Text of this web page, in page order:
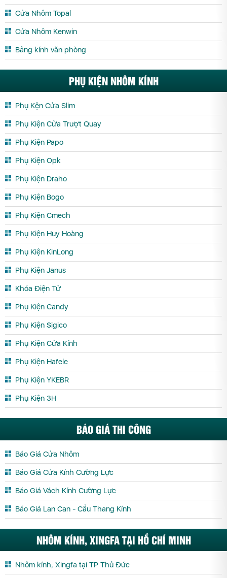
Cửa Nhôm Topal
Cửa Nhôm Kenwin
Bảng kính văn phòng
PHỤ KIỆN NHÔM KÍNH
Phụ Kện Cửa Slim
Phụ Kiện Cửa Trượt Quay
Phụ Kiện Papo
Phụ Kiện Opk
Phụ Kiện Draho
Phụ Kiện Bogo
Phụ Kiện Cmech
Phụ Kiện Huy Hoàng
Phụ Kiện KinLong
Phụ Kiện Janus
Khóa Điện Tử
Phụ Kiện Candy
Phụ Kiện Sigico
Phụ Kiện Cửa Kính
Phụ Kiện Hafele
Phụ Kiện YKEBR
Phụ Kiện 3H
BÁO GIÁ THI CÔNG
Báo Giá Cửa Nhôm
Báo Giá Cửa Kính Cường Lực
Báo Giá Vách Kính Cường Lực
Báo Giá Lan Can - Cầu Thang Kính
NHÔM KÍNH, XINGFA TẠI HỒ CHÍ MINH
Nhôm kính, Xingfa tại TP Thủ Đức